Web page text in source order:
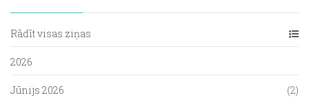
Rādīt visas ziņas
2026
Jūnijs 2026 (2)